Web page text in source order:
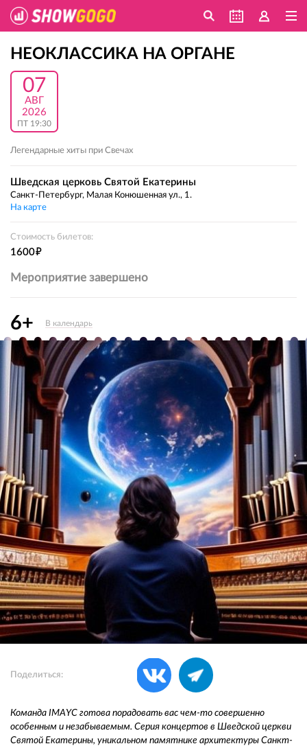
НЕОКЛАССИКА НА ОРГАНЕ
07
АВГ
2026
ПТ 19:30
Легендарные хиты при Свечах
Шведская церковь Святой Екатерины
Санкт-Петербург, Малая Конюшенная ул., 1.
На карте
Стоимость билетов:
1600е
Мероприятие завершено
6+ В календарь
Поделиться:
Команда IMAYC готова порадовать вас чем-то совершенно
особенным и незабываемым. Серия концертов в Шведской церкви
Святой Екатерины, уникальном памятнике архитектуры Санкт-